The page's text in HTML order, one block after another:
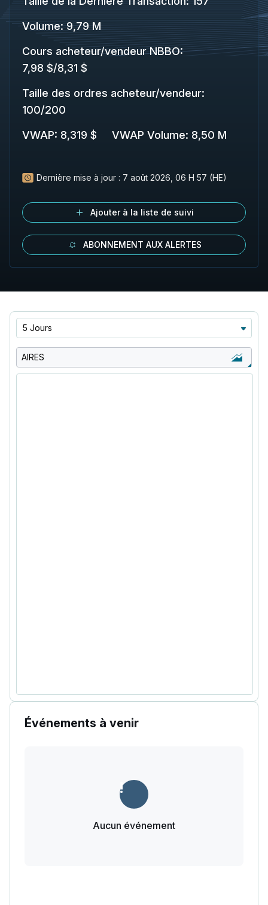
Volume: 9,79 M
Cours acheteur/vendeur NBBO:
7,98 $/8,31 $
Taille des ordres acheteur/vendeur:
100/200
VWAP: 8,319 $ VWAP Volume: 8,50 M
Dernière mise à jour : 7 août 2026, 06 H 57 (HE)
Ajouter à la liste de suivi
ABONNEMENT AUX ALERTES
5 Jours
AIRES
Événements à venir
Aucun événement